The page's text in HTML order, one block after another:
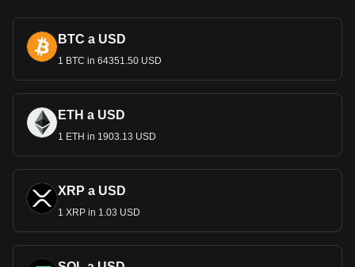
BTC a USD
1 BTC in 64351.50 USD
ETH a USD
1 ETH in 1903.13 USD
XRP a USD
1 XRP in 1.03 USD